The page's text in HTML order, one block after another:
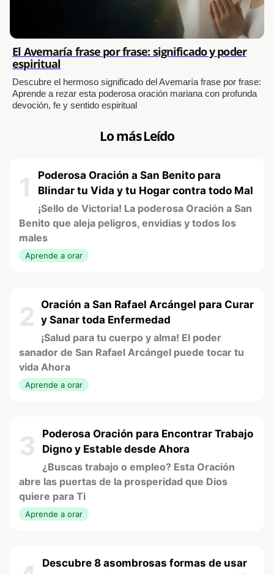
El Avemaría frase por frase: significado y poder
espiritual
Descubre el hermoso significado del Avemaría frase por frase:
Aprende a rezar esta poderosa oración mariana con profunda
devoción, fe y sentido espiritual
Lo más Leído
1
Poderosa Oración a San Benito para
Blindar tu Vida y tu Hogar contra todo Mal
¡Sello de Victoria! La poderosa Oración a San
Benito que aleja peligros, envidias y todos los
males
Aprende a orar
2 Oración a San Rafael Arcángel para Curar
y Sanar toda Enfermedad
¡Salud para tu cuerpo y alma! El poder
sanador de San Rafael Arcángel puede tocar tu
vida Ahora
Aprende a orar
3
Poderosa Oración para Encontrar Trabajo
Digno y Estable desde Ahora
¿Buscas trabajo o empleo? Esta Oración
abre las puertas de la prosperidad que Dios
quiere para Ti
Aprende a orar
Descubre 8 asombrosas formas de usar